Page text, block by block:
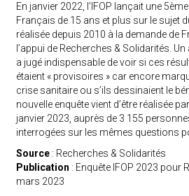
En janvier 2022, l’ IFOP lançait une 5ème
Français de 15 ans et plus sur le sujet
réalisée depuis 2010 à la demande de
l’appui de Recherches & Solidarités. Un
a jugé indispensable de voir si ces
étaient « provisoires » car encore
crise sanitaire ou s’ils dessinaient le
nouvelle enquête vient d’être réalisée par
janvier 2023, auprès de 3 155
interrogées sur les mêmes questions
Source : Recherches & Solidarités
Publication : Enquête IFOP 2023 pour
mars 2023